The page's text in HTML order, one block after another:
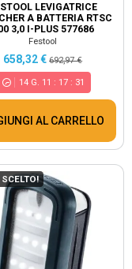
LEVIGATRICE
A BATTERIA RTSC
3,0 I-PLUS 577686
Festool
658,32 €692,97 €
14G. 11 : 17: 30
AL CARRELLO